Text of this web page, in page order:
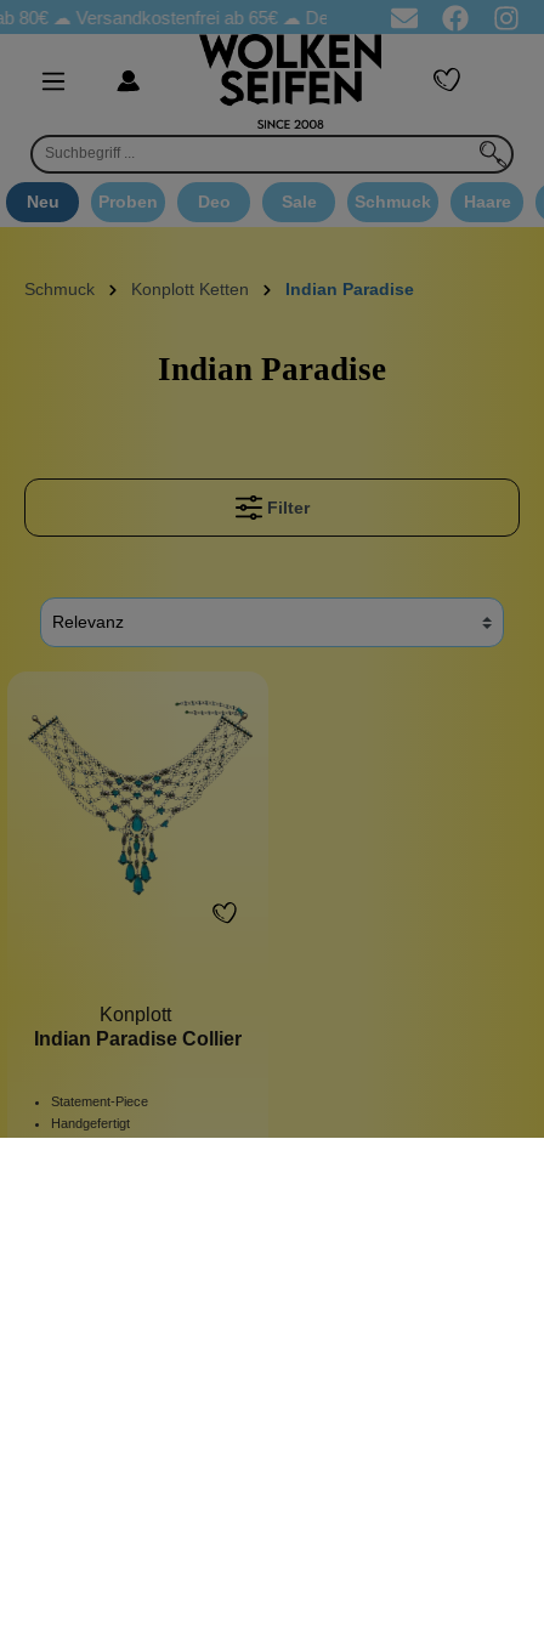
80€ ☁Versandkostenfrei ab 65€☁ Deo Proben in jeder Bestellung
Neu Proben Deo Sale Schmuck Haare
Schmuck Konplott Ketten Indian Paradise
Indian Paradise
Filter
Konplott
Indian Paradise Collier
Statement-Piece
Handgefertigt